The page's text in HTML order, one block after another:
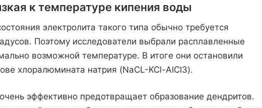
к температуре кипения воды
электролита такого типа обычно требуется
Поэтому исследователи выбрали расплавленные
возможной температуре. В итоге они остановили
хлоралюмината натрия (NaCL-KCl-AlCl3).
эффективно предотвращает образование дендритов.